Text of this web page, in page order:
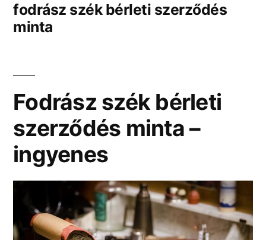
fodrász szék bérleti szerződés
minta
Fodrász szék bérleti
szerződés minta –
ingyenes